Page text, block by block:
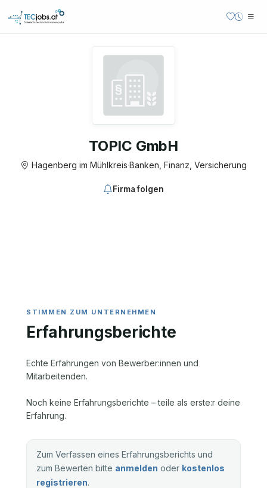
TOPIC GmbH
Hagenberg im Mühlkreis·Banken, Finanz, Versicherung
Firma folgen
Erfahrungsberichte
Echte Erfahrungen von Bewerber:innen und
Mitarbeitenden.
Noch keine Erfahrungsberichte – teile als erste:r deine
Erfahrung.
Zum Verfassen eines Erfahrungsberichts und
zum Bewerten bitte anmelden oder kostenlos
registrieren.